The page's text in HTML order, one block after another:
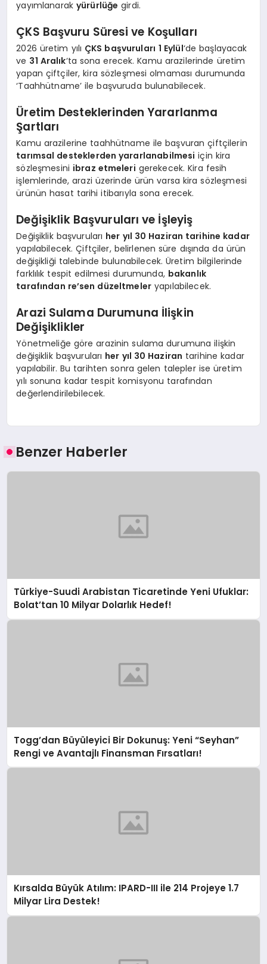
yayımlanarak yürürlüğe girdi.
ÇKS Başvuru Süresi ve Koşulları
2026 üretim yılı ÇKS başvuruları 1 Eylül‘de başlayacak
ve 31 Aralık‘ta sona erecek. Kamu arazilerinde üretim
yapan çiftçiler, kira sözleşmesi olmaması durumunda
‘Taahhütname’ ile başvuruda bulunabilecek.
Üretim Desteklerinden Yararlanma
Şartları
Kamu arazilerine taahhütname ile başvuran çiftçilerin
tarımsal desteklerden yararlanabilmesi için kira
sözleşmesini ibraz etmeleri gerekecek. Kira fesih
işlemlerinde, arazi üzerinde ürün varsa kira sözleşmesi
ürünün hasat tarihi itibarıyla sona erecek.
Değişiklik Başvuruları ve İşleyiş
Değişiklik başvuruları her yıl 30 Haziran tarihine kadar
yapılabilecek. Çiftçiler, belirlenen süre dışında da ürün
değişikliği talebinde bulunabilecek. Üretim bilgilerinde
farklılık tespit edilmesi durumunda, bakanlık
tarafından re’sen düzeltmeler yapılabilecek.
Arazi Sulama Durumuna İlişkin
Değişiklikler
Yönetmeliğe göre arazinin sulama durumuna ilişkin
değişiklik başvuruları her yıl 30 Haziran tarihine kadar
yapılabilir. Bu tarihten sonra gelen talepler ise üretim
yılı sonuna kadar tespit komisyonu tarafından
değerlendirilebilecek.
Benzer Haberler
Türkiye-Suudi Arabistan Ticaretinde Yeni Ufuklar:
Bolat’tan 10 Milyar Dolarlık Hedef!
Togg’dan Büyüleyici Bir Dokunuş: Yeni “Seyhan”
Rengi ve Avantajlı Finansman Fırsatları!
Kırsalda Büyük Atılım: IPARD-III ile 214 Projeye 1.7
Milyar Lira Destek!